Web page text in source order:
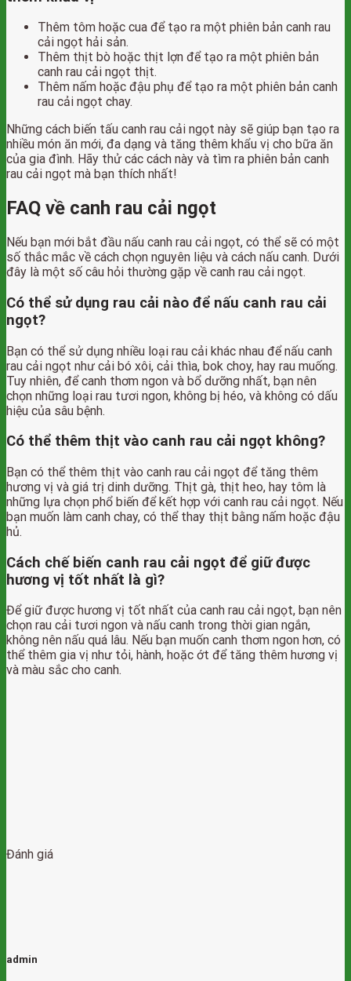
Thêm tôm hoặc cua để tạo ra một phiên bản canh rau
cải ngọt hải sản.
Thêm thịt bò hoặc thịt lợn để tạo ra một phiên bản
canh rau cải ngọt thịt.
Thêm nấm hoặc đậu phụ để tạo ra một phiên bản canh
rau cải ngọt chay.
Những cách biến tấu canh rau cải ngọt này sẽ giúp bạn tạo ra
nhiều món ăn mới, đa dạng và tăng thêm khẩu vị cho bữa ăn
của gia đình. Hãy thử các cách này và tìm ra phiên bản canh
rau cải ngọt mà bạn thích nhất!
FAQ về canh rau cải ngọt
Nếu bạn mới bắt đầu nấu canh rau cải ngọt, có thể sẽ có một
số thắc mắc về cách chọn nguyên liệu và cách nấu canh. Dưới
đây là một số câu hỏi thường gặp về canh rau cải ngọt.
Có thể sử dụng rau cải nào để nấu canh rau cải
ngọt?
Bạn có thể sử dụng nhiều loại rau cải khác nhau để nấu canh
rau cải ngọt như cải bó xôi, cải thìa, bok choy, hay rau muống.
Tuy nhiên, để canh thơm ngon và bổ dưỡng nhất, bạn nên
chọn những loại rau tươi ngon, không bị héo, và không có dấu
hiệu của sâu bệnh.
Có thể thêm thịt vào canh rau cải ngọt không?
Bạn có thể thêm thịt vào canh rau cải ngọt để tăng thêm
hương vị và giá trị dinh dưỡng. Thịt gà, thịt heo, hay tôm là
những lựa chọn phổ biến để kết hợp với canh rau cải ngọt. Nếu
bạn muốn làm canh chay, có thể thay thịt bằng nấm hoặc đậu
hủ.
Cách chế biến canh rau cải ngọt để giữ được
hương vị tốt nhất là gì?
Để giữ được hương vị tốt nhất của canh rau cải ngọt, bạn nên
chọn rau cải tươi ngon và nấu canh trong thời gian ngắn,
không nên nấu quá lâu. Nếu bạn muốn canh thơm ngon hơn, có
thể thêm gia vị như tỏi, hành, hoặc ớt để tăng thêm hương vị
và màu sắc cho canh.
Đánh giá
admin